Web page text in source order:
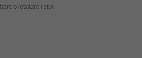
o rosolare i cibi.